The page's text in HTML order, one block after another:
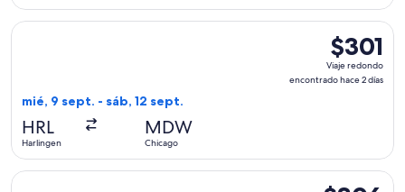
$301
Viaje
redondo,
$301
Viaje redondo
encontrado hace 2 días
mié, 9 sept. - sáb, 12 sept.
HRL
Harlingen
MDW
Chicago
Seleccionar vuelo de Southwest Airlines, con salida el mié,
Seleccionar vuelo de Southwest Airlines, con salida el vie,